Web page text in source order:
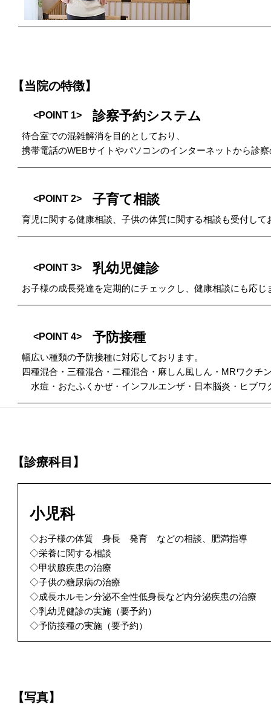
【当院の特徴】
<POINT 1> 診察予約システム
待合室での混雑解消を目的としており、
携帯電話のWEBサイトやパソコンのインターネットから診
<POINT 2> 子育て相談
育児に関する健康相談、子供の体質に関する相談も受付して
<POINT 3> 乳幼児健診
お子様の成長発達を定期的にチェックし、健康相談にも応じ
<POINT 4> 予防接種
幅広い種類の予防接種に対応しております。
四種混合・三種混合・二種混合・麻しん風しん・MRワクチ
水痘・おたふくかぜ・インフルエンザ・日本脳炎・ヒブ
【診療科目】
小児科
◇お子様の体質 身長 発育 などの相談、肥満指導
◇栄養に関する相談
◇甲状腺疾患の治療
◇子供の糖尿病の治療
◇成長ホルモン分泌不全性低身長など内分泌疾患の治療
◇乳幼児健診の実施（要予約）
◇予防接種の実施（要予約）
【写真】